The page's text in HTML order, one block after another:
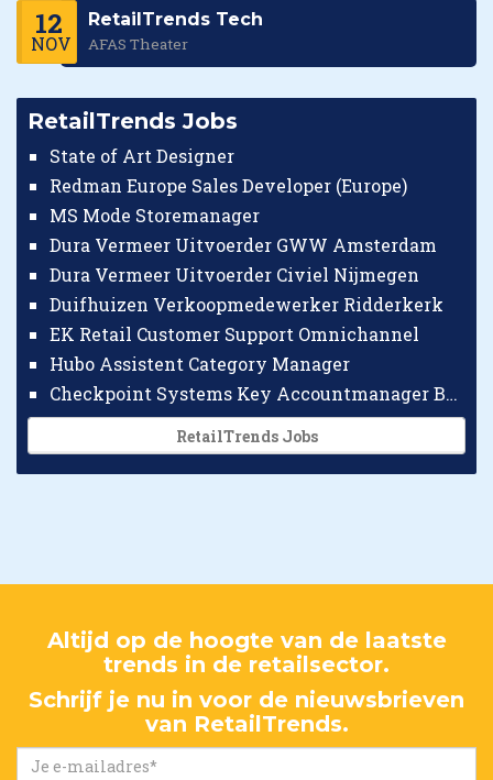
12
NOV
RetailTrends Tech
AFAS Theater
RetailTrends Jobs
State of Art Designer
Redman Europe Sales Developer (Europe)
MS Mode Storemanager
Dura Vermeer Uitvoerder GWW Amsterdam
Dura Vermeer Uitvoerder Civiel Nijmegen
Duifhuizen Verkoopmedewerker Ridderkerk
EK Retail Customer Support Omnichannel
Hubo Assistent Category Manager
Checkpoint Systems Key Accountmanager Benelux
RetailTrends Jobs
Altijd op de hoogte van de laatste
trends in de retailsector.
Schrijf je nu in voor de nieuwsbrieven
van RetailTrends.